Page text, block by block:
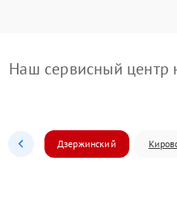
Наш сервисный центр
Дзержинский